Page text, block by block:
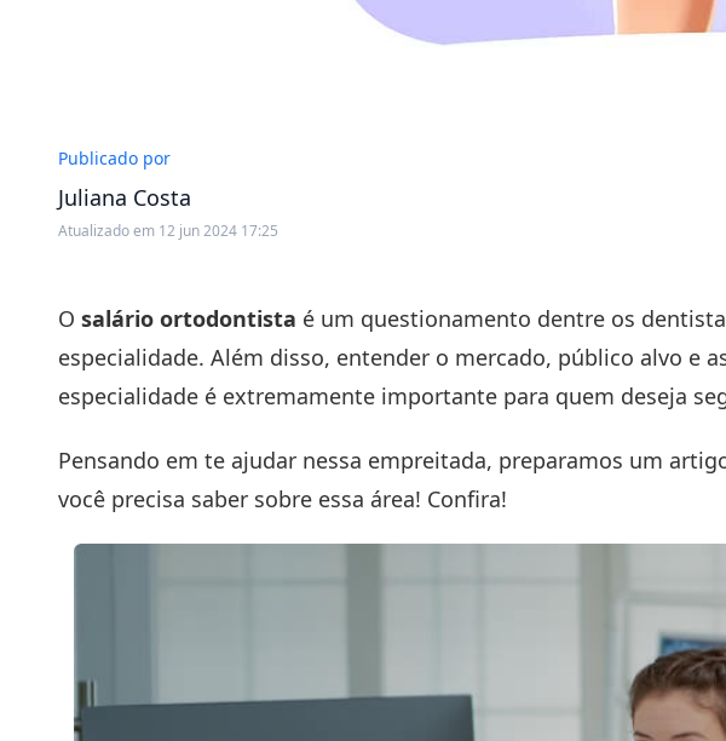
Publicado por
Juliana Costa
Atualizado em 12 jun 2024 17:25
O salário ortodontista é um questionamento dentre os
especialidade. Além disso, entender o mercado, público alvo e
especialidade é extremamente importante para quem deseja
Pensando em te ajudar nessa empreitada, preparamos um
você precisa saber sobre essa área! Confira!